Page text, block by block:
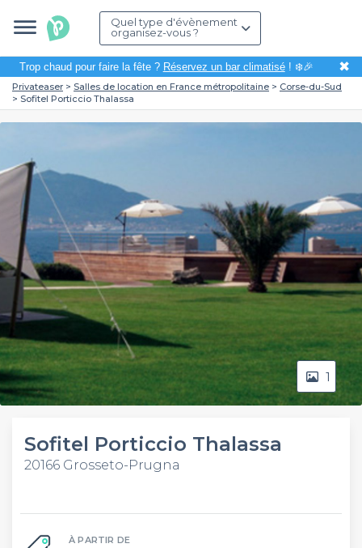
Quel type d'évènement
organisez-vous ?
Trop chaud pour faire la fête ? Réservez un bar climatisé! ❄️🎉 ✖
Privateaser Salles de location en France métropolitaine
Corse-du-Sud
Sofitel Porticcio Thalassa
1
Sofitel Porticcio Thalassa
20166 Grosseto-Prugna
À PARTIR DE